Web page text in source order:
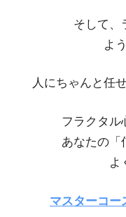
そして、
よ
人にちゃんと任
フラクタル
あなたの「
よ
マスターコー